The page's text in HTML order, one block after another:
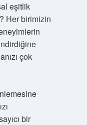
eşitlik
Her birimizin
çok
bir